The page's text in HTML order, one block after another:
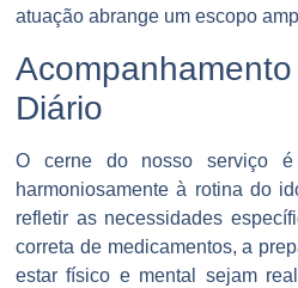
atuação abrange um escopo
Diário
O cerne do nosso serviço é
harmoniosamente à rotina do
refletir as necessidades
correta de medicamentos, a
estar físico e mental sejam